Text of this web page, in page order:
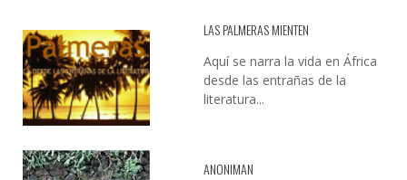
LAS PALMERAS MIENTEN
Aquí se narra la vida en África
desde las entrañas de la
literatura...
ANONIMAN